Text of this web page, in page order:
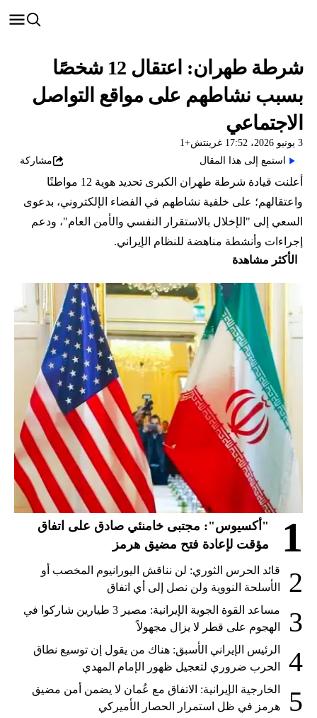
شرطة طهران: اعتقال 12 شخصًا
بسبب نشاطهم على مواقع التواصل
الاجتماعي
3 يونيو 2026، 17:52 غرينتش+1
استمع إلى هذا المقال
مشاركة
أعلنت قيادة شرطة طهران الكبرى تحديد هوية 12 مواطنًا
واعتقالهم؛ على خلفية نشاطهم في الفضاء الإلكتروني، بدعوى
السعي إلى "الإخلال بالاستقرار النفسي والأمن العام"، ودعم
إجراءات وأنشطة مناهضة للنظام الإيراني.
الأكثر مشاهدة
1
"أكسيوس": مجتبى خامنئي صادق على اتفاق
مؤقت لإعادة فتح مضيق هرمز
2
قائد الحرس الثوري: لن نناقش اليورانيوم المخصب أو
الأسلحة النووية ولن نصل إلى أي اتفاق
3
مساعد القوة الجوية الإيرانية: مصير 3 طيارين شاركوا في
الهجوم على قطر لا يزال مجهولاً
4
الرئيس الإيراني الأسبق: هناك من يقول إن توسيع نطاق
الحرب ضروري لتعجيل ظهور الإمام المهدي
5
الخارجية الإيرانية: الاتفاق مع عُمان لا يضمن أمن مضيق
هرمز في ظل استمرار الحصار الأميركي